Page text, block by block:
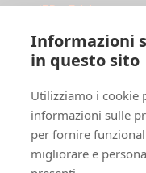
Informazioni
in questo sito
Utilizziamo i cookie
informazioni sulle
per fornire
migliorare e
IED x Fabrique
Le Location
Ippodromo Snai San
Ippodromo Snai La
Dove siamo
F.A.Q.